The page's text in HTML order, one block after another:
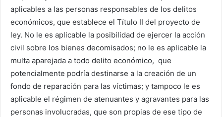
aplicables a las personas responsables de los delitos
económicos, que establece el Título II del proyecto de
ley. No le es aplicable la posibilidad de ejercer la acción
civil sobre los bienes decomisados; no le es aplicable la
multa aparejada a todo delito económico, que
potencialmente podría destinarse a la creación de un
fondo de reparación para las víctimas; y tampoco le es
aplicable el régimen de atenuantes y agravantes para las
personas involucradas, que son propias de ese tipo de